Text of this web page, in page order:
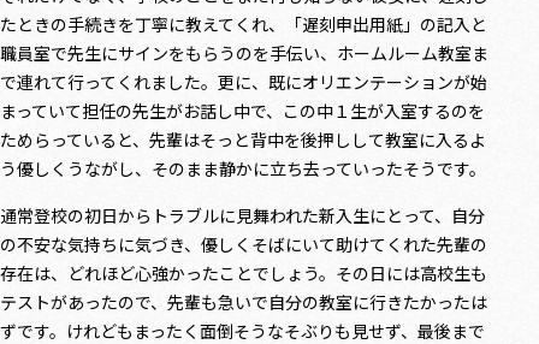
たときの手続きを丁寧に教えてくれ、「遅刻申出用紙」の記入と
職員室で先生にサインをもらうのを手伝い、ホームルーム教室ま
で連れて行ってくれました。更に、既にオリエンテーションが始
まっていて担任の先生がお話し中で、この中１生が入室するのを
ためらっていると、先輩はそっと背中を後押しして教室に入るよ
う優しくうながし、そのまま静かに立ち去っていったそうです。
通常登校の初日からトラブルに見舞われた新入生にとって、自分
の不安な気持ちに気づき、優しくそばにいて助けてくれた先輩の
存在は、どれほど心強かったことでしょう。その日には高校生も
テストがあったので、先輩も急いで自分の教室に行きたかったは
ずです。けれどもまったく面倒そうなそぶりも見せず、最後まで